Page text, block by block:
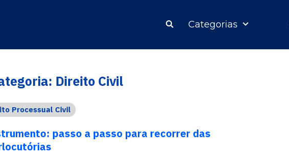
Categorias
Direito Civil
Processual Civil
passo a passo para recorrer das